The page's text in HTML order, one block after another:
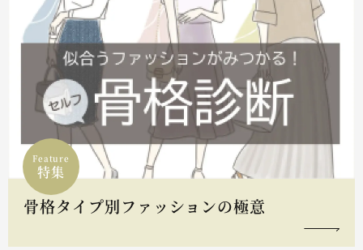
Feature
特集
骨格タイプ別ファッションの極意